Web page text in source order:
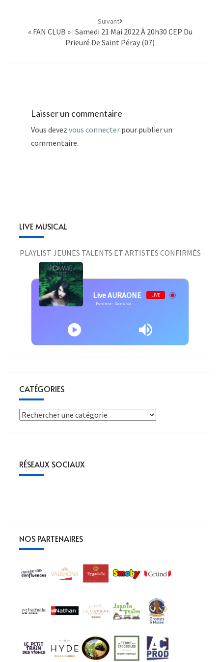
Suivant
« FAN CLUB » : Samedi 21 Mai 2022 À 20h30 CEP Du
Prieuré De Saint Péray (07)
Laisser un commentaire
Vous devez vous connecter pour publier un
commentaire.
LIVE MUSICAL
PLAYLIST JEUNES TALENTS ET ARTISTES CONFIRMÉS
Live AURAONE LIVE
Pomme - Sans toi
CATÉGORIES
RÉSEAUX SOCIAUX
NOS PARTENAIRES